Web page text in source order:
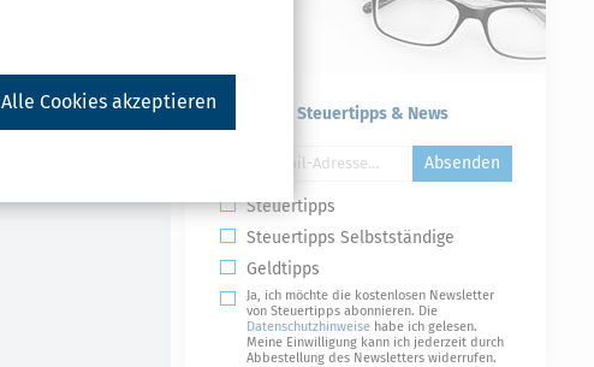
Alle Cookies akzeptieren
Kostenlose Steuertipps & News
Absenden
Steuertipps
Steuertipps Selbstständige
Geldtipps
Ja, ich möchte die kostenlosen Newsletter
von Steuertipps abonnieren. Die
Datenschutzhinweise habe ich gelesen.
Meine Einwilligung kann ich jederzeit durch
Abbestellung des Newsletters widerrufen.